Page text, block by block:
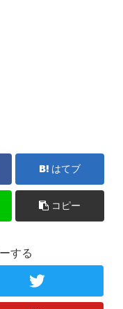
はてブ
コピー
する